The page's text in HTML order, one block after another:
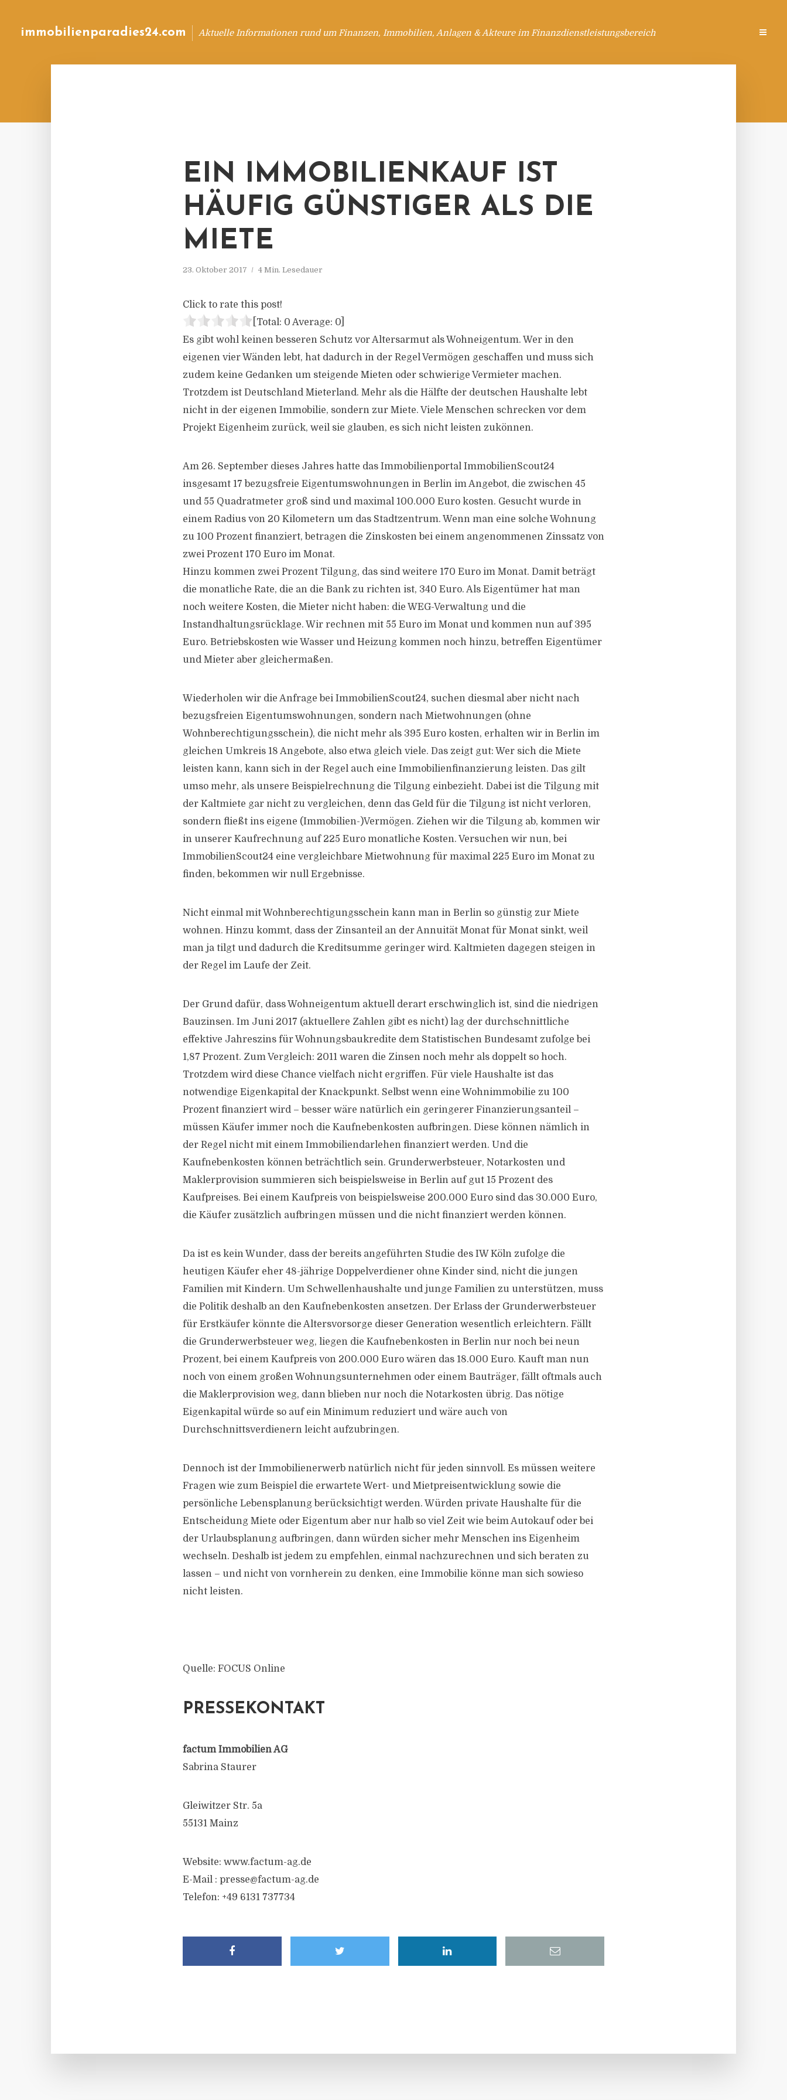
immobilienparadies24.com Aktuelle Informationen rund um Finanzen, Immobilien, Anlagen & Akteure im Finanzdienstleistungsbereich
EIN IMMOBILIENKAUF IST
HÄUFIG GÜNSTIGER ALS DIE
MIETE
23. Oktober 2017 4 Min. Lesedauer
Click to rate this post!
[Total: 0 Average: 0
Es gibt wohl keinen besseren Schutz vor Altersarmut als Wohneigentum. Wer in den
eigenen vier Wänden lebt, hat dadurch in der Regel Vermögen geschaffen und muss sich
zudem keine Gedanken um steigende Mieten oder schwierige Vermieter machen.
Trotzdem ist Deutschland Mieterland. Mehr als die Hälfte der deutschen Haushalte lebt
nicht in der eigenen Immobilie, sondern zur Miete. Viele Menschen schrecken vor dem
Projekt Eigenheim zurück, weil sie glauben, es sich nicht leisten zukönnen.
Am 26. September dieses Jahres hatte das Immobilienportal ImmobilienScout24
insgesamt 17 bezugsfreie Eigentumswohnungen in Berlin im Angebot, die zwischen 45
und 55 Quadratmeter groß sind und maximal 100.000 Euro kosten. Gesucht wurde in
einem Radius von 20 Kilometern um das Stadtzentrum. Wenn man eine solche Wohnung
zu 100 Prozent finanziert, betragen die Zinskosten bei einem angenommenen Zinssatz von
zwei Prozent 170 Euro im Monat.
Hinzu kommen zwei Prozent Tilgung, das sind weitere 170 Euro im Monat. Damit beträgt
die monatliche Rate, die an die Bank zu richten ist, 340 Euro. Als Eigentümer hat man
noch weitere Kosten, die Mieter nicht haben: die WEG-Verwaltung und die
Instandhaltungsrücklage. Wir rechnen mit 55 Euro im Monat und kommen nun auf 395
Euro. Betriebskosten wie Wasser und Heizung kommen noch hinzu, betreffen Eigentümer
und Mieter aber gleichermaßen.
Wiederholen wir die Anfrage bei ImmobilienScout24, suchen diesmal aber nicht nach
bezugsfreien Eigentumswohnungen, sondern nach Mietwohnungen (ohne
Wohnberechtigungsschein), die nicht mehr als 395 Euro kosten, erhalten wir in Berlin im
gleichen Umkreis 18 Angebote, also etwa gleich viele. Das zeigt gut: Wer sich die Miete
leisten kann, kann sich in der Regel auch eine Immobilienfinanzierung leisten. Das gilt
umso mehr, als unsere Beispielrechnung die Tilgung einbezieht. Dabei ist die Tilgung mit
der Kaltmiete gar nicht zu vergleichen, denn das Geld für die Tilgung ist nicht verloren,
sondern fließt ins eigene (Immobilien-)Vermögen. Ziehen wir die Tilgung ab, kommen wir
in unserer Kaufrechnung auf 225 Euro monatliche Kosten. Versuchen wir nun, bei
ImmobilienScout24 eine vergleichbare Mietwohnung für maximal 225 Euro im Monat zu
finden, bekommen wir null Ergebnisse.
Nicht einmal mit Wohnberechtigungsschein kann man in Berlin so günstig zur Miete
wohnen. Hinzu kommt, dass der Zinsanteil an der Annuität Monat für Monat sinkt, weil
man ja tilgt und dadurch die Kreditsumme geringer wird. Kaltmieten dagegen steigen in
der Regel im Laufe der Zeit.
Der Grund dafür, dass Wohneigentum aktuell derart erschwinglich ist, sind die niedrigen
Bauzinsen. Im Juni 2017 (aktuellere Zahlen gibt es nicht) lag der durchschnittliche
effektive Jahreszins für Wohnungsbaukredite dem Statistischen Bundesamt zufolge bei
1,87 Prozent. Zum Vergleich: 2011 waren die Zinsen noch mehr als doppelt so hoch.
Trotzdem wird diese Chance vielfach nicht ergriffen. Für viele Haushalte ist das
notwendige Eigenkapital der Knackpunkt. Selbst wenn eine Wohnimmobilie zu 100
Prozent finanziert wird – besser wäre natürlich ein geringerer Finanzierungsanteil –
müssen Käufer immer noch die Kaufnebenkosten aufbringen. Diese können nämlich in
der Regel nicht mit einem Immobiliendarlehen finanziert werden. Und die
Kaufnebenkosten können beträchtlich sein. Grunderwerbsteuer, Notarkosten und
Maklerprovision summieren sich beispielsweise in Berlin auf gut 15 Prozent des
Kaufpreises. Bei einem Kaufpreis von beispielsweise 200.000 Euro sind das 30.000 Euro,
die Käufer zusätzlich aufbringen müssen und die nicht finanziert werden können.
Da ist es kein Wunder, dass der bereits angeführten Studie des IW Köln zufolge die
heutigen Käufer eher 48-jährige Doppelverdiener ohne Kinder sind, nicht die jungen
Familien mit Kindern. Um Schwellenhaushalte und junge Familien zu unterstützen, muss
die Politik deshalb an den Kaufnebenkosten ansetzen. Der Erlass der Grunderwerbsteuer
für Erstkäufer könnte die Altersvorsorge dieser Generation wesentlich erleichtern. Fällt
die Grunderwerbsteuer weg, liegen die Kaufnebenkosten in Berlin nur noch bei neun
Prozent, bei einem Kaufpreis von 200.000 Euro wären das 18.000 Euro. Kauft man nun
noch von einem großen Wohnungsunternehmen oder einem Bauträger, fällt oftmals auch
die Maklerprovision weg, dann blieben nur noch die Notarkosten übrig. Das nötige
Eigenkapital würde so auf ein Minimum reduziert und wäre auch von
Durchschnittsverdienern leicht aufzubringen.
Dennoch ist der Immobilienerwerb natürlich nicht für jeden sinnvoll. Es müssen weitere
Fragen wie zum Beispiel die erwartete Wert- und Mietpreisentwicklung sowie die
persönliche Lebensplanung berücksichtigt werden. Würden private Haushalte für die
Entscheidung Miete oder Eigentum aber nur halb so viel Zeit wie beim Autokauf oder bei
der Urlaubsplanung aufbringen, dann würden sicher mehr Menschen ins Eigenheim
wechseln. Deshalb ist jedem zu empfehlen, einmal nachzurechnen und sich beraten zu
lassen – und nicht von vornherein zu denken, eine Immobilie könne man sich sowieso
nicht leisten.
Quelle: FOCUS Online
PRESSEKONTAKT
factum Immobilien AG
Sabrina Staurer
Gleiwitzer Str. 5a
55131 Mainz
Website: www.factum-ag.de
E-Mail : presse@factum-ag.de
Telefon: +49 6131 737734